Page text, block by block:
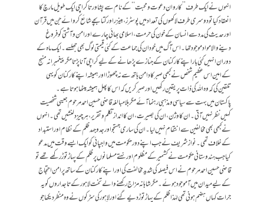
انہوں نے ایک طرف’’ کاروان دعوت و محبت‘‘ کے نام سے پشاور تا کراچی ایک طویل مارچ کا
انعقاد کیا تو دوسری طرف لاکھوں کی تعداد میں پوسٹرز، بینزر اور کتابچے شائع کروائے جن میں قرآن
اور حدیث کی مدد سے انسان کے خون کی حرمت، اسلامی بھائی چارے اور امن و آشتی کو فروغ
دینے والا مواد موجود تھا۔ اس آگ میں خود ان کی جماعت کے کئی قیمتی لوگ بھی جھلسے۔ ایک ماہ کے
دوران انہیں کئی بار اپنے کارکنان کے جنازے پڑھانے کے لیے کراچی آنا پڑتا مگر پیغمبرانہ منہج
کے امین اس عظیم شخص نے کبھی صبر کا دامن ہاتھ سے نہ چھوڑا اور ہمیشہ اپنے کارکنان کو یہی
تلقین کی کہ وہ اللہ کی ذات پر یقین رکھیں اور صبر کریں کہ اس کا پھل ہمیشہ میٹھا ہوتا ہے۔
پاکستان میں بہت سے سیاسی و مذہبی رہنما آئے مگر بلامبالغہ قاضی حسین احمد مرحوم جیسی شخصیت
کہیں نظر نہیں آتی۔ ان کا وژن، ان کی بصیرت، ان کا انداز تکلم و تقریر، ہر چیز دلنشیں تھی۔ انہوں
نے کبھی بھی مخالفین سے انتقام نہیں لیا۔ ان کی ساری جستجو اور جدوجہد ظلم کے نظام اور استبداد
کے خلاف تھی۔ نواز شریف نے جب اپنے دور حکومت میں واجپائی کو ایک ایسے وقت میں مدعو
کیا جب ہندوستانی حکومت نے کشمیر کے مظلوم اور نہتے مسلمانوں پر ظلم کے پہاڑ توڑ رکھے تھے تو
قاضی حسین احمد مرحوم نے اس فیصلہ کی شدید مخالفت کی اور اپنے کارکنان کے ساتھ پرامن احتجاج
کے لیے میدان میں آ موجود ہوئے۔ مگر شاہانہ مزاج رکھنے والے تخت لاہور کے تاجداروں کو یہ
جرات کہاں ہضم ہونی تھی لہٰذا ظلم کے پہاڑ توڑ دیے گئے اور لاہور کی سڑکوں نے وہ منظر دیکھا جو